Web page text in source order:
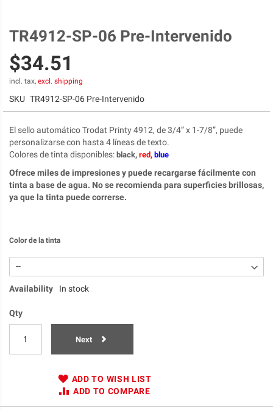
Skip
the
beginning
of
the
TR4912-SP-06 Pre-Intervenido
$34.51
incl. tax, excl. shipping
SKU TR4912-SP-06 Pre-Intervenido
El sello automático Trodat Printy 4912, de 3/4” x 1-7/8”, puede
personalizarse con hasta 4 líneas de texto.
Colores de tinta disponibles: black, red, blue
Ofrece miles de impresiones y puede recargarse fácilmente con
tinta a base de agua. No se recomienda para superficies brillosas,
ya que la tinta puede correrse.
Color de la tinta
Availability In stock
Qty
Next
ADD TO WISH LIST
ADD TO COMPARE